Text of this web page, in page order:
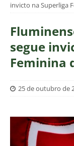
invicto na Superliga
segue
Feminina
25 de outubro de